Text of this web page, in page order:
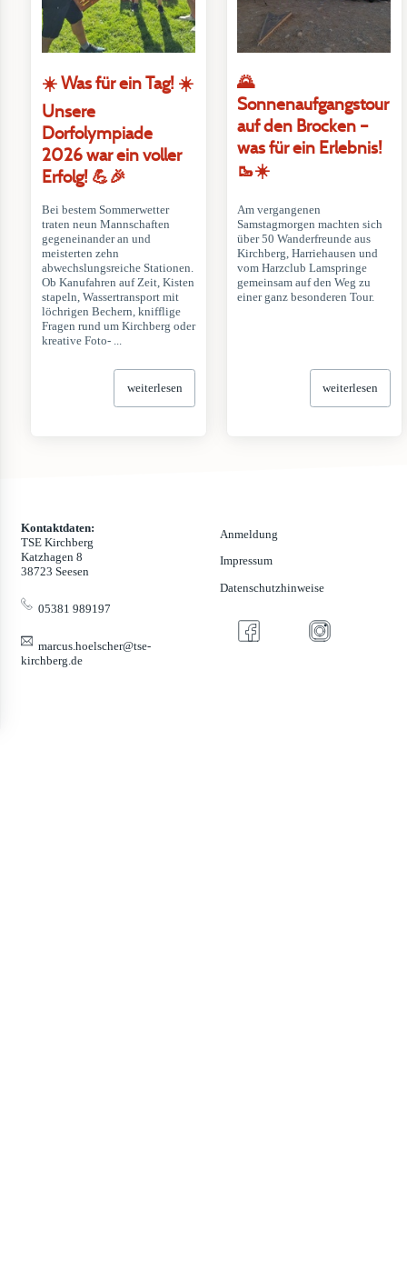
☀️ Was für ein Tag! ☀️
Unsere
Dorfolympiade
2026 war ein voller
Erfolg! 💪🎉
Bei bestem Sommerwetter
traten neun Mannschaften
gegeneinander an und
meisterten zehn
abwechslungsreiche Stationen.
Ob Kanufahren auf Zeit, Kisten
stapeln, Wassertransport mit
löchrigen Bechern, knifflige
Fragen rund um Kirchberg oder
kreative Foto- ...
weiterlesen
🌄
Sonnenaufgangstour
auf den Brocken –
was für ein Erlebnis!
🥾☀️
Am vergangenen
Samstagmorgen machten sich
über 50 Wanderfreunde aus
Kirchberg, Harriehausen und
vom Harzclub Lamspringe
gemeinsam auf den Weg zu
einer ganz besonderen Tour.
weiterlesen
Kontaktdaten:
TSE Kirchberg
Katzhagen 8
38723 Seesen
05381 989197
marcus.hoelscher@tse-
kirchberg.de
Anmeldung
Impressum
Datenschutzhinweise